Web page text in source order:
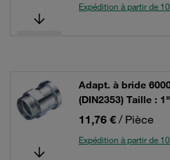
Expédition à partir de
Adapt. à bride
(DIN2353) Taille :
11,76 € / Pièce
Expédition à partir de